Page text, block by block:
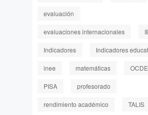
evaluación
evaluaciones internacionales
Indicadores Indicadores
inee matemáticas OCDE
PISA profesorado
rendimiento académico TALIS